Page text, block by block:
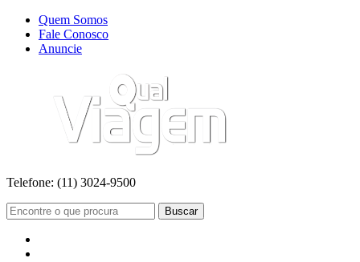
Quem Somos
Fale Conosco
Anuncie
Telefone: (11) 3024-9500
Buscar